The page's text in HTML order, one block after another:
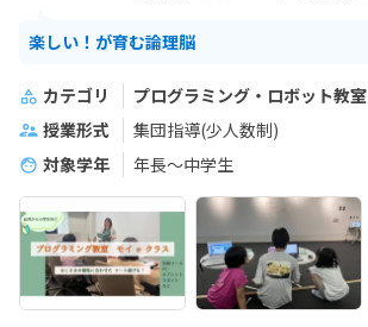
楽しい！が育む論理脳
カテゴリ
プログラミング・ロボット教室
授業形式
集団指導(少人数制)
対象学年
年長～中学生